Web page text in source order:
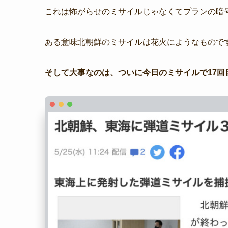
これは怖がらせのミサイルじゃなくてプランの暗
ある意味北朝鮮のミサイルは花火にようなもので
そして大事なのは、ついに今日のミサイルで17